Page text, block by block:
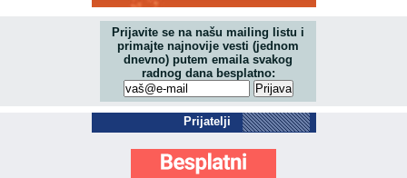
Prijavite se na našu mailing listu i
primajte najnovije vesti (jednom
dnevno) putem emaila svakog
radnog dana besplatno:
Prijatelji